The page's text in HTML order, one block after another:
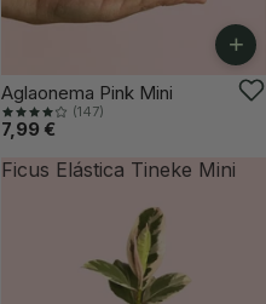
+
Aglaonema Pink Mini
(147)
7,99 €
Ficus Elástica Tineke Mini